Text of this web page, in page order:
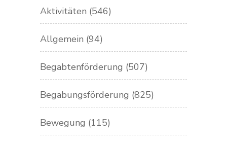
Aktivitäten (546)
Allgemein (94)
Begabtenförderung (507)
Begabungsförderung (825)
Bewegung (115)